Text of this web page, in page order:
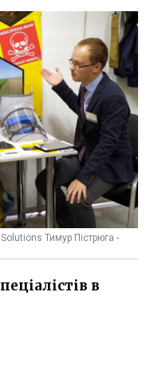
Тимур Пістрюга -
в